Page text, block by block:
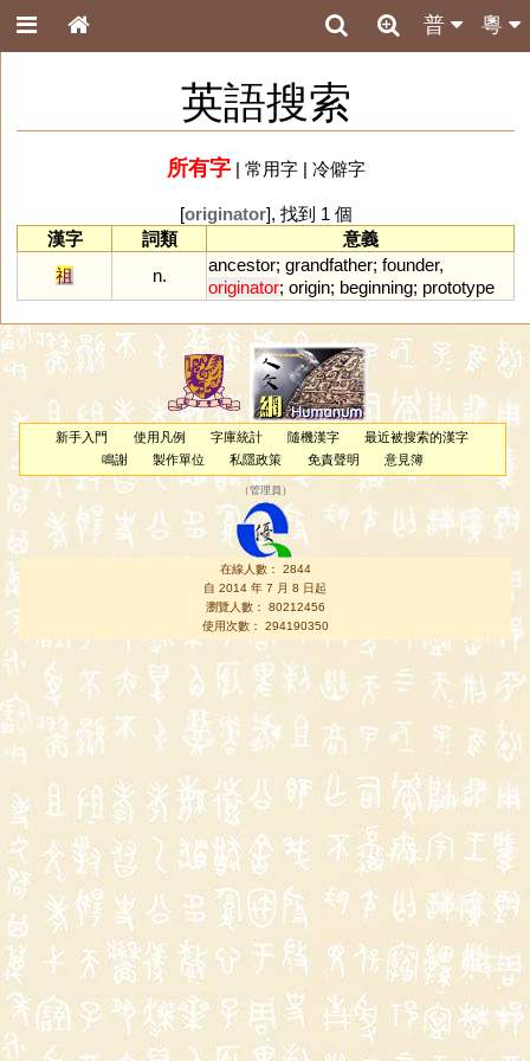
粵
普
英語搜索
所有字| 常用字| 冷僻字
[originator], 找到 1 個
漢字
詞類
意義
祖
n.
ancestor; grandfather; founder,
originator; origin; beginning; prototype
新手入門 使用凡例 字庫統計 隨機漢字
最近被搜索的漢字
鳴謝
製作單位 私隱政策 免責聲明 意見簿
（管理員 ）
在線人數： 2844
自 2014 年 7 月 8 日起
瀏覽人數： 80212456
使用次數： 294190350